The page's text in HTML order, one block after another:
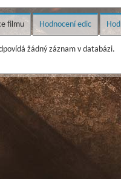
filmu Hodnocení edic
žádný záznam v databázi.